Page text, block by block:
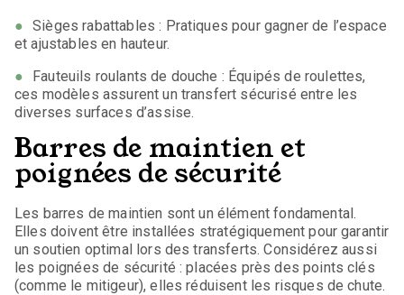
Sièges rabattables : Pratiques pour gagner de l’espace
et ajustables en hauteur.
Fauteuils roulants de douche : Équipés de roulettes,
ces modèles assurent un transfert sécurisé entre les
diverses surfaces d’assise.
Barres de maintien et
poignées de sécurité
Les barres de maintien sont un élément fondamental.
Elles doivent être installées stratégiquement pour garantir
un soutien optimal lors des transferts. Considérez aussi
les poignées de sécurité : placées près des points clés
(comme le mitigeur), elles réduisent les risques de chute.